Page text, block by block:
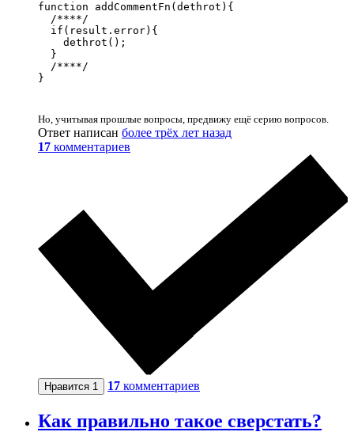
function addCommentFn(dethrot){
  /****/
  if(result.error){
    dethrot();
  }
  /****/
}
Но, учитывая прошлые вопросы, предвижу ещё серию вопросов.
Ответ написан более трёх лет назад
17 комментариев
Нравится 1 17 комментариев
Как правильно такое сверстать?